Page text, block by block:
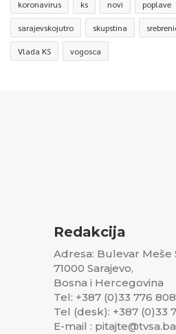
koronavirus ks novi poplave
sarajevskojutro skupstina
Vlada KS vogosca
Redakcija
Adresa: Bulevar Meše
71000 Sarajevo,
Bosna i Hercegovina
Tel: +387 (0)33 776 808
Tel (desk): +387 (0)33
E-mail : pitajte@tvsa.ba